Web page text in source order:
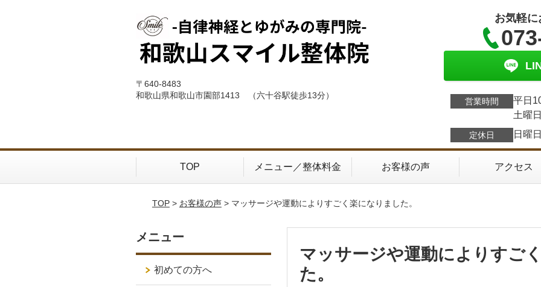
〒640-8483
和歌山県和歌山市園部1413 （六十谷駅徒歩13分）
お気軽
営業時間
平日
土曜
定休日 日曜
TOP メニュー／整体料金 お客様の声 アクセス
TOP> お客様の声> マッサージや運動によりすごく楽になりました。
マッサージや運動によりすご
た。
メニュー
初めての方へ